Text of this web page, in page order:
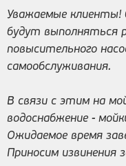
Уважаемые клиенты!
будут выполняться
повысительного
самообслуживания.
В связи с этим на
водоснабжение -
Ожидаемое время
Приносим извинения